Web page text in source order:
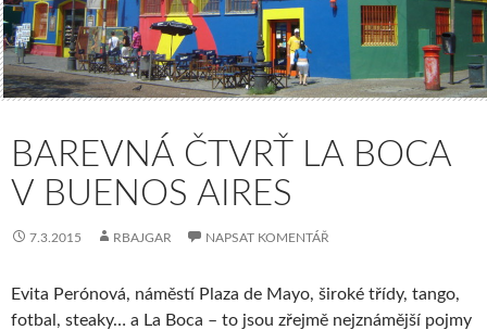
BAREVNÁ ČTVRŤ LA BOCA
V BUENOS AIRES
7.3.2015 RBAJGAR NAPSAT KOMENTÁŘ
Evita Perónová, náměstí Plaza de Mayo, široké třídy, tango,
fotbal, steaky… a La Boca – to jsou zřejmě nejznámější pojmy